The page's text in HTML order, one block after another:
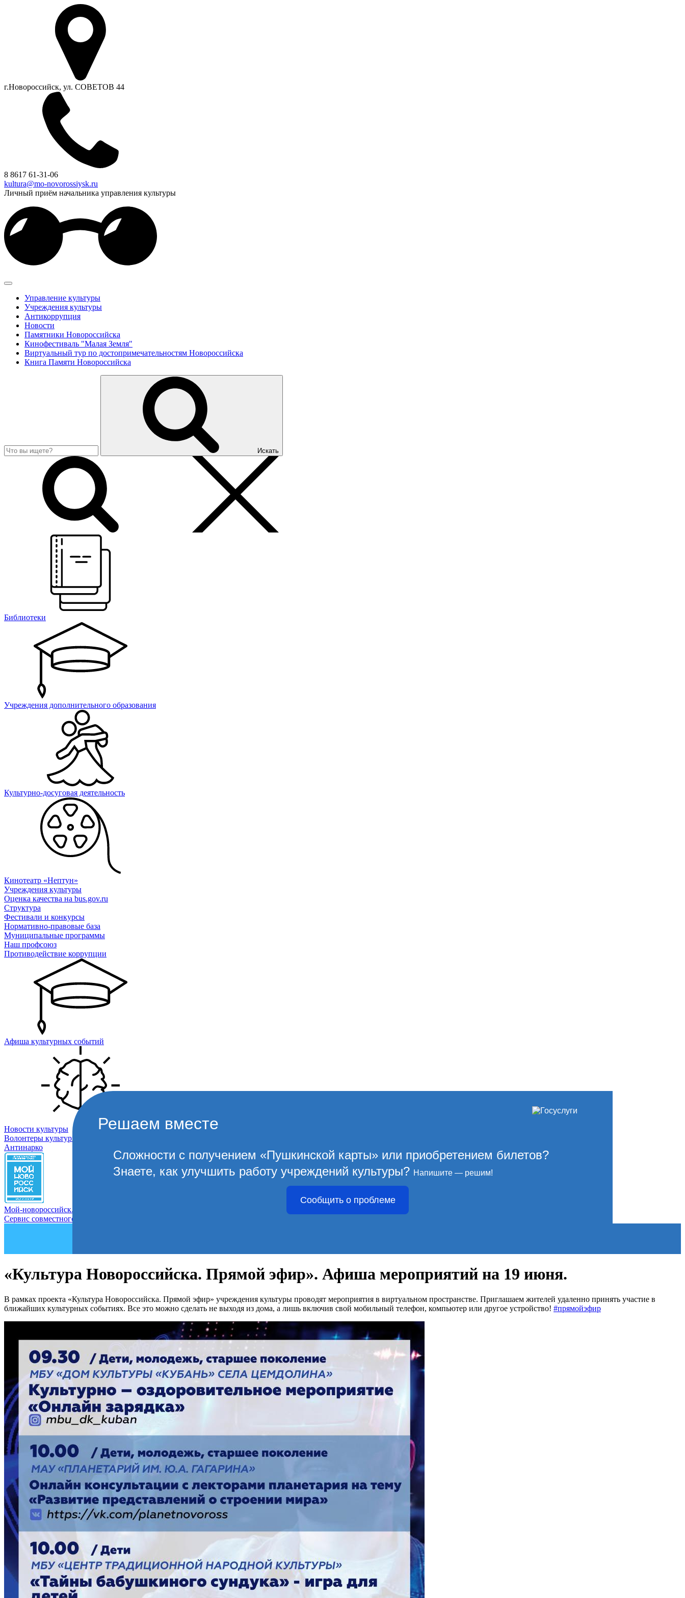
г.Новороссийск, ул. СОВЕТОВ 44
8 8617 61-31-06
kultura@mo-novorossiysk.ru
Личный приём начальника управления культуры
Управление культуры
Учреждения культуры
Антикоррупция
Новости
Памятники Новороссийска
Кинофестиваль "Малая Земля"
Виртуальный тур по достопримечательностям Новороссийска
Книга Памяти Новороссийска
Искать
Библиотеки
Учреждения дополнительного образования
Культурно-досуговая деятельность
Кинотеатр «Нептун»
Учреждения культуры
Оценка качества на bus.gov.ru
Структура
Фестивали и конкурсы
Нормативно-правовые база
Муниципальные программы
Наш профсоюз
Противодействие коррупции
Афиша культурных событий
Новости культуры
Волонтеры культуры
Антинарко
Мой-новороссийск.рф
Сервис совместного управления городом
Решаем вместе
Сложности с получением «Пушкинской карты» или приобретением билетов?
Знаете, как улучшить работу учреждений культуры? Напишите — решим!
Сообщить о проблеме
«Культура Новороссийска. Прямой эфир». Афиша мероприятий на 19 июня.
В рамках проекта «Культура Новороссийска. Прямой эфир» учреждения культуры проводят мероприятия в виртуальном пространстве. Приглашаем жителей удаленно принять участие в
ближайших культурных событиях. Все это можно сделать не выходя из дома, а лишь включив свой мобильный телефон, компьютер или другое устройство! #прямойэфир